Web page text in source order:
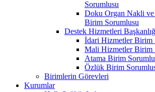
Sorumlusu
Doku Organ Nakli
Birim Sorumlusu
Destek Hizmetleri
İdari Hizmetler Birim
Mali Hizmetler Birim
Atama Birim
Özlük Birim
Birimlerin Görevleri
Kurumlar